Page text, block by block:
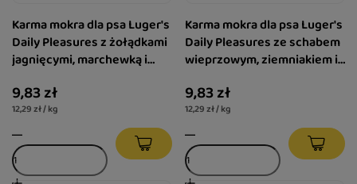
Karma mokra dla psa Luger's
Daily Pleasures z żołądkami
jagnięcymi, marchewką i
9,83 zł
12,29 zł / kg
Karma mokra dla psa Luger's
Daily Pleasures ze schabem
wieprzowym, ziemniakiem i
9,83 zł
12,29 zł / kg